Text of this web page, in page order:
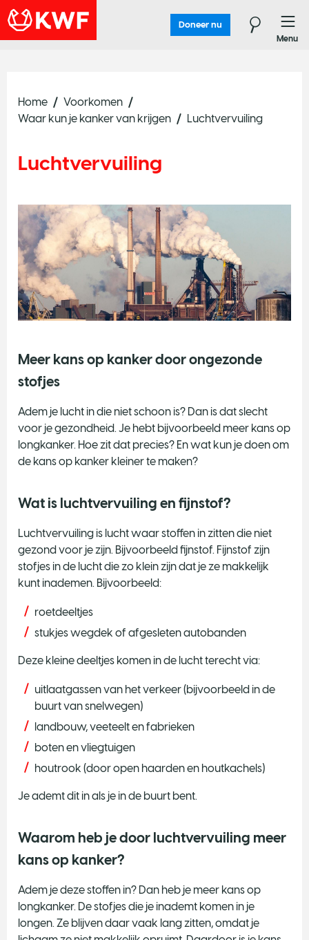
Doneer nu
Menu
Home
Voorkomen
Waar kun je kanker van krijgen
Luchtvervuiling
Luchtvervuiling
Meer kans op kanker door ongezonde
stofjes
Adem je lucht in die niet schoon is? Dan is dat slecht
voor je gezondheid. Je hebt bijvoorbeeld meer kans op
longkanker. Hoe zit dat precies? En wat kun je doen om
de kans op kanker kleiner te maken?
Wat is luchtvervuiling en fijnstof?
Luchtvervuiling is lucht waar stoffen in zitten die niet
gezond voor je zijn. Bijvoorbeeld fijnstof. Fijnstof zijn
stofjes in de lucht die zo klein zijn dat je ze makkelijk
kunt inademen. Bijvoorbeeld:
roetdeeltjes
stukjes wegdek of afgesleten autobanden
Deze kleine deeltjes komen in de lucht terecht via:
uitlaatgassen van het verkeer (bijvoorbeeld in de
buurt van snelwegen)
landbouw, veeteelt en fabrieken
boten en vliegtuigen
houtrook (door open haarden en houtkachels)
Je ademt dit in als je in de buurt bent.
Waarom heb je door luchtvervuiling meer
kans op kanker?
Adem je deze stoffen in? Dan heb je meer kans op
longkanker. De stofjes die je inademt komen in je
longen. Ze blijven daar vaak lang zitten, omdat je